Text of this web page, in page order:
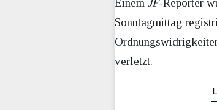
Einem JF-Reporter
Sonntagmittag
verletzt.